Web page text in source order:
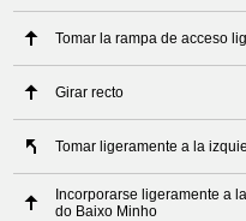
Tomar la rampa de acceso
Girar recto
Tomar ligeramente a la
Incorporarse ligeramente a
do Baixo Minho